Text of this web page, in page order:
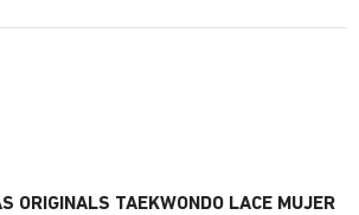
ORIGINALS TAEKWONDO LACE MUJER